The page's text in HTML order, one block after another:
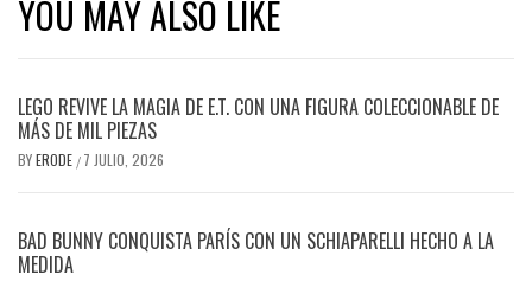
YOU MAY ALSO LIKE
LEGO REVIVE LA MAGIA DE E.T. CON UNA FIGURA COLECCIONABLE DE
MÁS DE MIL PIEZAS
BYERODE / 7 JULIO, 2026
BAD BUNNY CONQUISTA PARÍS CON UN SCHIAPARELLI HECHO A LA
MEDIDA